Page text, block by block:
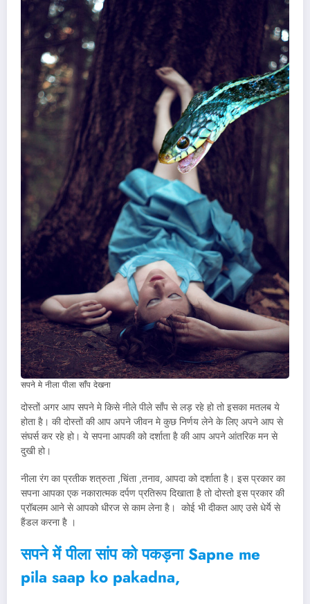
सपने मे नीला पीला साँप देखना
दोस्तों अगर आप सपने मे किसे नीले पीले साँप से लड़ रहे हो तो इसका मतलब ये
होता है। की दोस्तों की आप अपने जीवन मे कुछ निर्णय लेने के लिए अपने आप से
संघर्स कर रहे हो। ये सपना आपकी को दर्शाता है की आप अपने आंतरिक मन से
दुखी हो।
नीला रंग का प्रतीक शत्रुता ,चिंता ,तनाव, आपदा को दर्शाता है। इस प्रकार का
सपना आपका एक नकारात्मक दर्पण प्रतिरूप दिखाता है तो दोस्तो इस प्रकार की
प्रॉबलम आने से आपको धीरज से काम लेना है। कोई भी दीकत आए उसे धेर्ये से
हैंडल करना है ।
सपने में पीला सांप को पकड़ना Sapne me
pila saap ko pakadna,